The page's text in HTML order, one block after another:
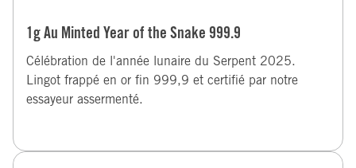
1g Au Minted Year of the Snake 999.9
Célébration de l'année lunaire du Serpent 2025.
Lingot frappé en or fin 999,9 et certifié par notre
essayeur assermenté.